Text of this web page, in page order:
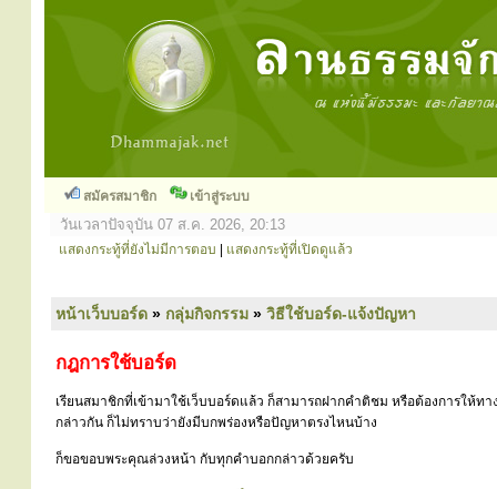
สมัครสมาชิก เข้าสู่ระบบ
วันเวลาปัจจุบัน 07 ส.ค. 2026, 20:13
แสดงกระทู้ที่ยังไม่มีการตอบ แสดงกระทู้ที่เปิดดูแล้ว
หน้าเว็บบอร์ด » กลุ่มกิจกรรม » วิธีใช้บอร์ด-แจ้งปัญหา
กฎการใช้บอร์ด
เรียนสมาชิกที่เข้ามาใช้เว็บบอร์ดแล้ว ก็สามารถฝากคำติชม หรือต้องการให้ท
กล่าวกัน ก็ไม่ทราบว่ายังมีบกพร่องหรือปัญหาตรงไหนบ้าง
ก็ขอขอบพระคุณล่วงหน้า กับทุกคำบอกกล่าวด้วยครับ